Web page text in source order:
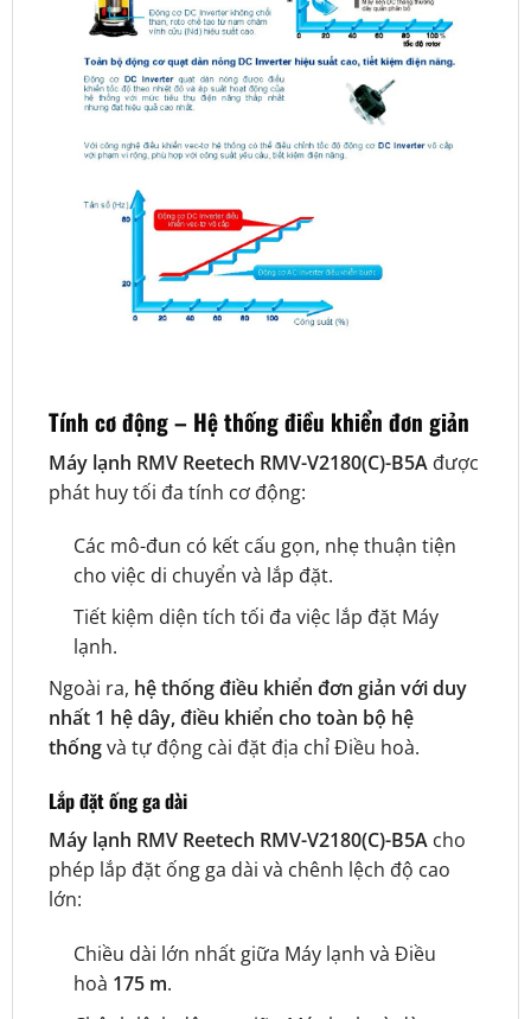
Tính cơ động – Hệ thống điều khiển đơn giản
Máy lạnh RMV Reetech RMV-V2180(C)-B5A được
phát huy tối đa tính cơ động:
Các mô-đun có kết cấu gọn, nhẹ thuận tiện
cho việc di chuyển và lắp đặt.
Tiết kiệm diện tích tối đa việc lắp đặt Máy
lạnh.
Ngoài ra, hệ thống điều khiển đơn giản với duy
nhất 1 hệ dây, điều khiển cho toàn bộ hệ
thốngvà tự động cài đặt địa chỉ Điều hoà.
Lắp đặt ống ga dài
Máy lạnh RMV Reetech RMV-V2180(C)-B5A cho
phép lắp đặt ống ga dài và chênh lệch độ cao
lớn:
Chiều dài lớn nhất giữa Máy lạnh và Điều
hoà 175 m.